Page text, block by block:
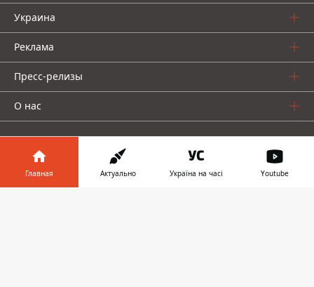
Украина
Реклама
Пресс-релизы
О нас
Главная Актуально Україна на часі Youtube